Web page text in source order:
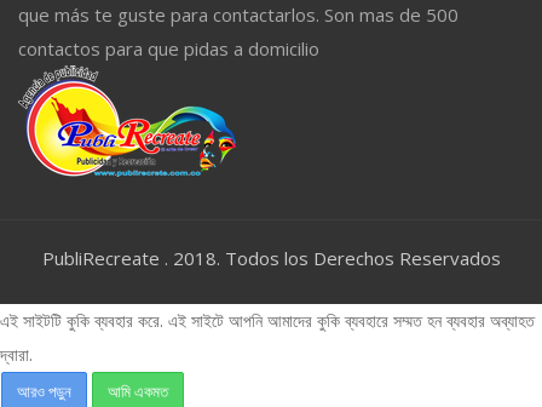
que más te guste para contactarlos. Son mas de 500
contactos para que pidas a domicilio
PubliRecreate . 2018. Todos los Derechos Reservados
এই সাইটটি কুকি ব্যবহার করে. এই সাইটে আপনি আমাদের কুকি ব্যবহারে সম্মত হন ব্যবহার অব্যাহত
দ্বারা.
আরও পড়ুন আমি একমত